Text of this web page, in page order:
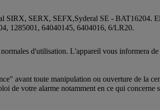
SIRX, SERX, SEFX,Syderal SE - BAT16204.
1285001, 64040145, 6404016, 6/LR20.
d'utilisation. L'appareil vous informera
avant toute manipulation ou ouverture de la
de votre alarme notamment en ce qui concerne